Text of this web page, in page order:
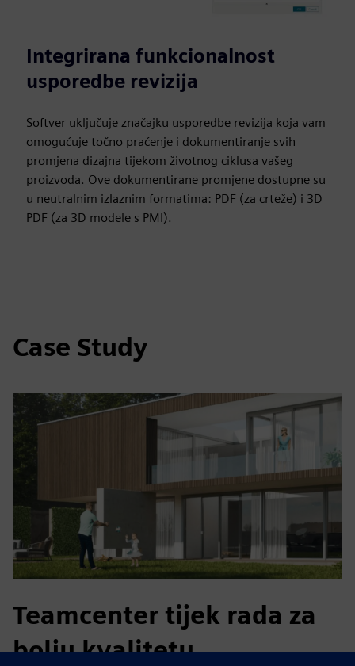
Integrirana funkcionalnost
usporedbe revizija
Softver uključuje značajku usporedbe revizija koja vam
omogućuje točno praćenje i dokumentiranje svih
promjena dizajna tijekom životnog ciklusa vašeg
proizvoda. Ove dokumentirane promjene dostupne su
u neutralnim izlaznim formatima: PDF (za crteže) i 3D
PDF (za 3D modele s PMI).
Case Study
Teamcenter tijek rada za
bolju kvalitetu